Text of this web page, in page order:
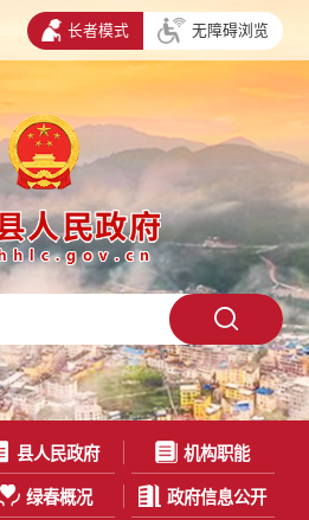
长者模式 无障碍浏览
县人民政府 机构职能
绿春概况 政府信息公开